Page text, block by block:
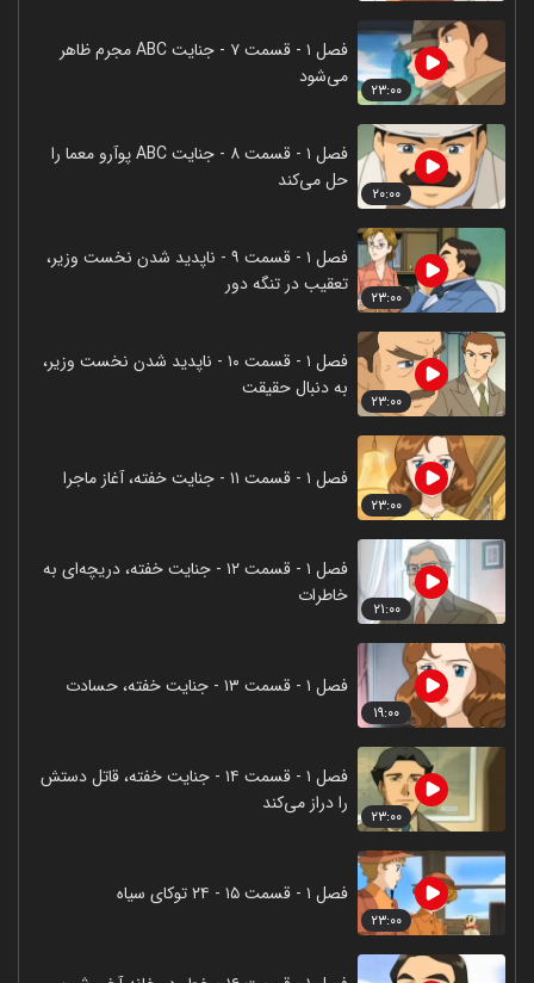
۲۳:۰۰
فصل ۱ - قسمت ۷ - جنایت ABC مجرم ظاهر
می‌شود
۲۰:۰۰
فصل ۱ - قسمت ۸ - جنایت ABC پوآرو معما را
حل می‌کند
۲۳:۰۰
فصل ۱ - قسمت ۹ - ناپدید شدن نخست وزیر،
تعقیب در تنگه دور
۲۳:۰۰
فصل ۱ - قسمت ۱۰ - ناپدید شدن نخست وزیر،
به دنبال حقیقت
۲۳:۰۰
فصل ۱ - قسمت ۱۱ - جنایت خفته، آغاز ماجرا
۲۱:۰۰
فصل ۱ - قسمت ۱۲ - جنایت خفته، دریچه‌ای به
خاطرات
۱۹:۰۰
فصل ۱ - قسمت ۱۳ - جنایت خفته، حسادت
۲۳:۰۰
فصل ۱ - قسمت ۱۴ - جنایت خفته، قاتل دستش
را دراز می‌کند
۲۳:۰۰
فصل ۱ - قسمت ۱۵ - ۲۴ توکای سیاه